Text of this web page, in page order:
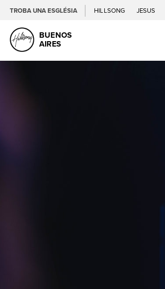
TROBA UNA ESGLÉSIA HILLSONG JESUS
BUENOS
AIRES